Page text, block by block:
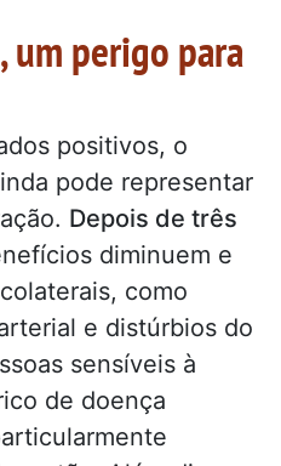
um perigo para
positivos, o
pode representar
Depois de três
diminuem e
como
e distúrbios do
sensíveis à
de doença